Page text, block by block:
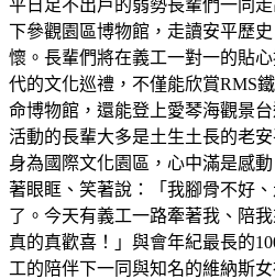
平日足不出戶的弱勢長輩們一同
下參觀園區博物館，走讀安平歷
懷。長輩們將在義工一對一的貼
代的文化巡禮，不僅能欣賞RMS
命博物館，還能登上愛琴海觀景
活動的長輩大多是土生土長的老
身為國際文化園區，心中滿是感
著眼眶、笑著說：「我腳骨不好
了。今天有義工一路牽著我、陪
真的真歡喜！」與會年紀最長的
工的陪伴下一同與知名的維納斯